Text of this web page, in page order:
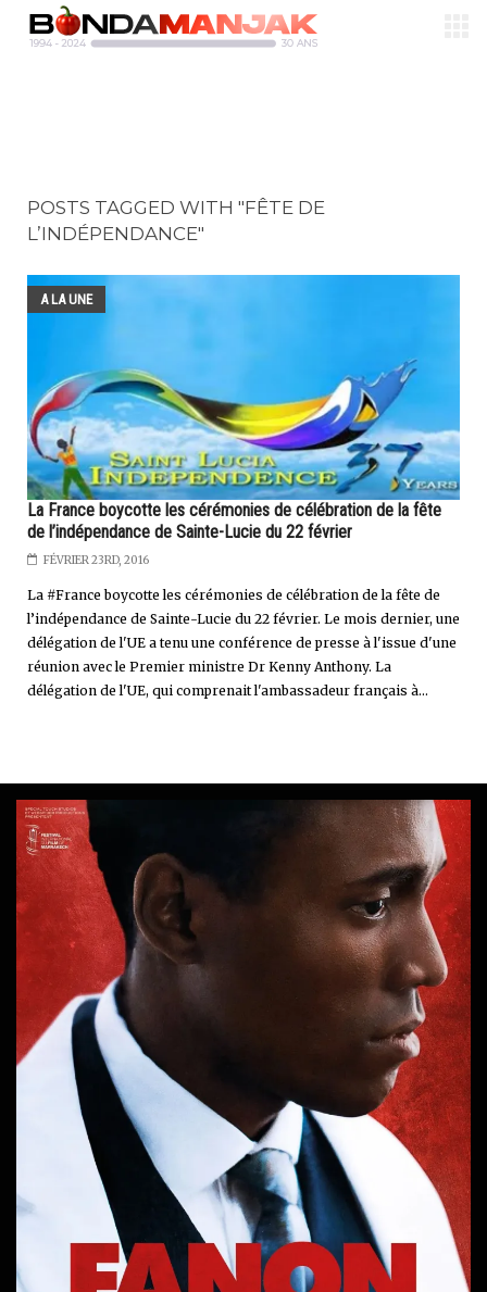
POSTS TAGGED WITH "FÊTE DE
L’INDÉPENDANCE"
A LA UNE
La France boycotte les cérémonies de célébration de la fête
de l’indépendance de Sainte-Lucie du 22 février
FÉVRIER 23RD, 2016
La #France boycotte les cérémonies de célébration de la fête de
l’indépendance de Sainte-Lucie du 22 février. Le mois dernier, une
délégation de l'UE a tenu une conférence de presse à l'issue d'une
réunion avec le Premier ministre Dr Kenny Anthony. La
délégation de l'UE, qui comprenait l'ambassadeur français à...